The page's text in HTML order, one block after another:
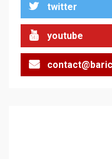
twitter
youtube